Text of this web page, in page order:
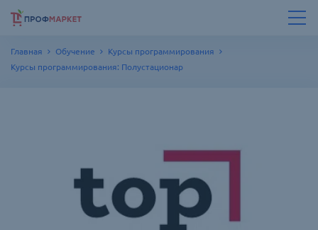
Главная Обучение
Курсы программирования
Курсы программирования: Полустационар